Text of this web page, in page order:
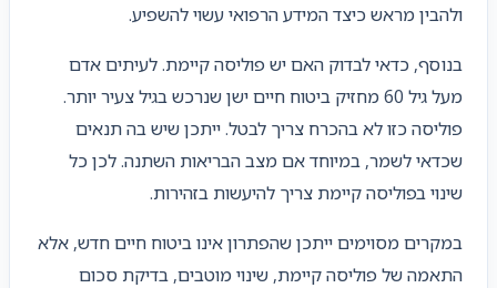
ולהבין מראש כיצד המידע הרפואי עשוי להשפיע.
בנוסף, כדאי לבדוק האם יש פוליסה קיימת. לעיתים אדם
מעל גיל 60 מחזיק ביטוח חיים ישן שנרכש בגיל צעיר יותר.
פוליסה כזו לא בהכרח צריך לבטל. ייתכן שיש בה תנאים
שכדאי לשמר, במיוחד אם מצב הבריאות השתנה. לכן כל
שינוי בפוליסה קיימת צריך להיעשות בזהירות.
במקרים מסוימים ייתכן שהפתרון אינו ביטוח חיים חדש, אלא
התאמה של פוליסה קיימת, שינוי מוטבים, בדיקת סכום